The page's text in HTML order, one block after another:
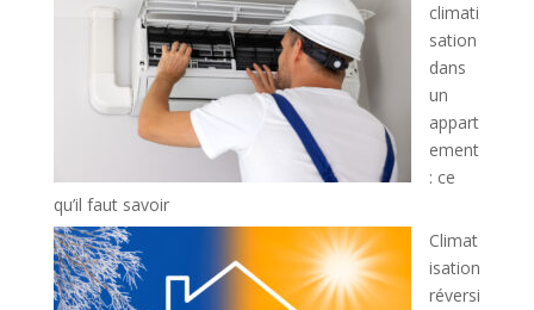
climati
sation
dans
un
appart
ement
: ce
qu’il faut savoir
Climat
isation
réversi